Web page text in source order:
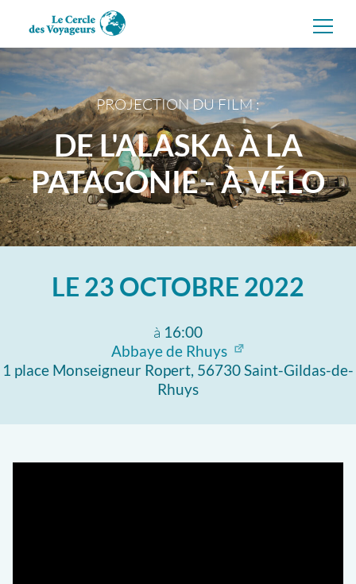
directement
contenu
PROJECTION DU FILM :
DE L'ALASKA À LA
PATAGONIE - À VÉLO
LE 23 OCTOBRE 2022
à 16:00
Abbaye de Rhuys
1 place Monseigneur Ropert, 56730 Saint-Gildas-de-
Rhuys